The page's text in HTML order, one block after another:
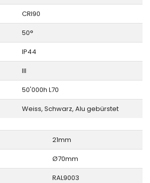
CRI90
50°
IP44
III
50'000h L70
Weiss, Schwarz, Alu gebürstet
21mm
Ø70mm
RAL9003